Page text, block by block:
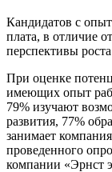
Кандидатов с
плата, в отличие
перспективы
При оценке
имеющих опыт
79% изучают
развития, 77%
занимает
проведенного
компании «Эрнст